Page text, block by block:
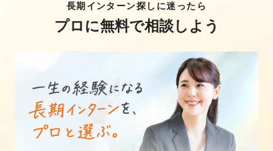
長期インターン探しに迷ったら
プロに無料で相談しよう